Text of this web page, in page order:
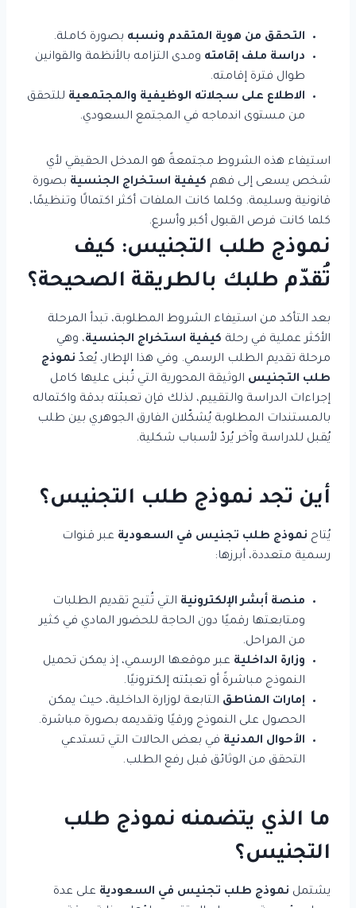
التحقق من هوية المتقدم ونسبه بصورة كاملة.
دراسة ملف إقامته ومدى التزامه بالأنظمة والقوانين
طوال فترة إقامته.
الاطلاع على سجلاته الوظيفية والمجتمعية للتحقق
من مستوى اندماجه في المجتمع السعودي.
استيفاء هذه الشروط مجتمعةً هو المدخل الحقيقي لأي
شخص يسعى إلى فهم كيفية استخراج الجنسية بصورة
قانونية وسليمة. وكلما كانت الملفات أكثر اكتمالًا وتنظيمًا،
كلما كانت فرص القبول أكبر وأسرع.
نموذج طلب التجنيس: كيف
تُقدّم طلبك بالطريقة الصحيحة؟
بعد التأكد من استيفاء الشروط المطلوبة، تبدأ المرحلة
الأكثر عملية في رحلة كيفية استخراج الجنسية، وهي
مرحلة تقديم الطلب الرسمي. وفي هذا الإطار، يُعدّ نموذج
طلب التجنيس الوثيقة المحورية التي تُبنى عليها كامل
إجراءات الدراسة والتقييم، لذلك فإن تعبئته بدقة واكتماله
بالمستندات المطلوبة يُشكّلان الفارق الجوهري بين طلب
يُقبل للدراسة وآخر يُردّ لأسباب شكلية.
أين تجد نموذج طلب التجنيس؟
يُتاح نموذج طلب تجنيس في السعودية عبر قنوات
رسمية متعددة، أبرزها:
منصة أبشر الإلكترونية التي تُتيح تقديم الطلبات
ومتابعتها رقميًا دون الحاجة للحضور المادي في كثير
من المراحل.
وزارة الداخلية عبر موقعها الرسمي، إذ يمكن تحميل
النموذج مباشرةً أو تعبئته إلكترونيًا.
إمارات المناطق التابعة لوزارة الداخلية، حيث يمكن
الحصول على النموذج ورقيًا وتقديمه بصورة مباشرة.
الأحوال المدنية في بعض الحالات التي تستدعي
التحقق من الوثائق قبل رفع الطلب.
ما الذي يتضمنه نموذج طلب
التجنيس؟
يشتمل نموذج طلب تجنيس في السعودية على عدة